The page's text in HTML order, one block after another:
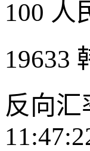
100 人
19633
反向汇